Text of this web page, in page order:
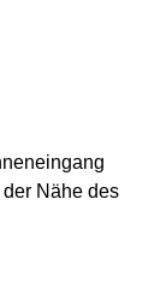
Nähe des